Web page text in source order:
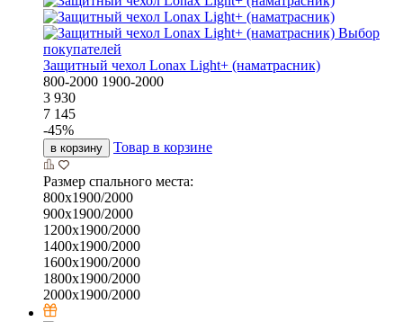
Выбор
покупателей
Защитный чехол Lonax Light+ (наматрасник)
800-2000 1900-2000
3 930
7 145
-45%
в корзину Товар в корзине
Размер спального места:
800х1900/2000
900х1900/2000
1200х1900/2000
1400х1900/2000
1600х1900/2000
1800х1900/2000
2000х1900/2000